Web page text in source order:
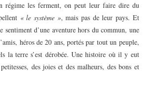
régime les ferment, on peut leur faire dire du
« le système », mais pas de leur pays. Et
d’une aventure hors du commun, une
héros de 20 ans, portés par tout un peuple,
la terre s’est dérobée. Une histoire où il y eut
des joies et des malheurs, des bons et